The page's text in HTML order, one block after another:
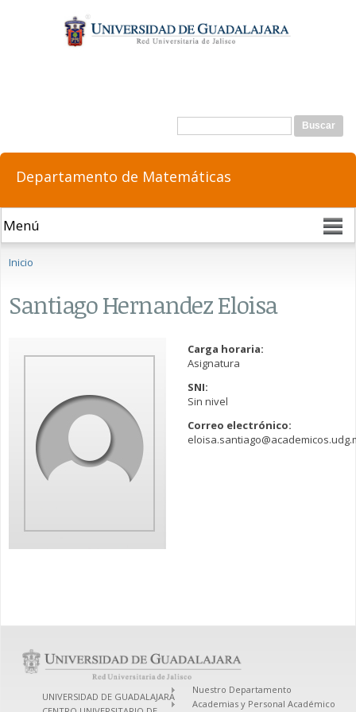
contenido
principal
Formulario de búsqueda
Buscar
Departamento de Matemáticas
Inicio
Santiago Hernandez Eloisa
Carga horaria:
Asignatura
SNI:
Sin nivel
Correo electrónico:
UNIVERSIDAD DE GUADALAJARA
Nuestro Departamento
Academias y Personal Académico